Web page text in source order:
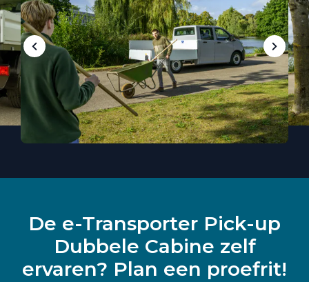
De e-Transporter Pick-up
Dubbele Cabine zelf
ervaren? Plan een proefrit!